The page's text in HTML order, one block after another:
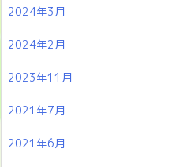
2024年3月
2024年2月
2023年11月
2021年7月
2021年6月